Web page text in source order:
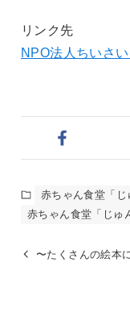
リンク先
NPO法人ちいさ
赤ちゃん食堂「じ
赤ちゃん食堂「じゅ
〜たくさんの絵本